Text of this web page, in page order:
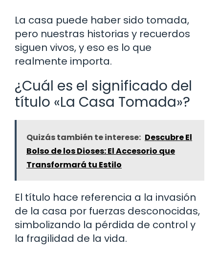
La casa puede haber sido tomada,
pero nuestras historias y recuerdos
siguen vivos, y eso es lo que
realmente importa.
¿Cuál es el significado del
título «La Casa Tomada»?
Quizás también te interese: Descubre El
Bolso de los Dioses: El Accesorio que
Transformará tu Estilo
El título hace referencia a la invasión
de la casa por fuerzas desconocidas,
simbolizando la pérdida de control y
la fragilidad de la vida.